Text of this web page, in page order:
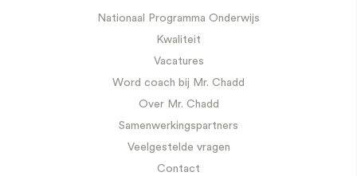
Nationaal Programma Onderwijs
Kwaliteit
Vacatures
Word coach bij Mr. Chadd
Over Mr. Chadd
Samenwerkingspartners
Veelgestelde vragen
Contact